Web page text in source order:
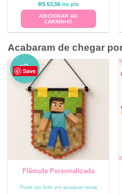
R$63,56 no pix
ADICIONAR AO
CARRINHO
Acabaram de chegar
Save
NO
VO
Flâmula Personalizada
Pode ser feito em qualquer tema